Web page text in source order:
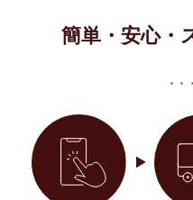
簡単・安心・